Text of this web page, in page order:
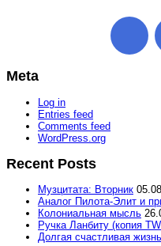
Meta
Log in
Entries feed
Comments feed
WordPress.org
Recent Posts
Музцитата: Вторник
Аналог Пилота-Элит и
Колониальная мысль
Ручка Ланбиту (копия
Долгая счастливая жизнь